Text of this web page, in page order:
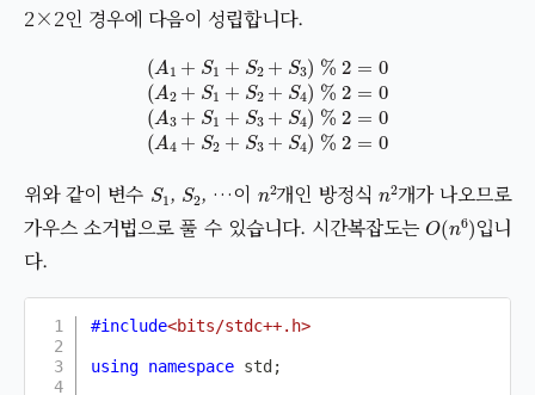
2×2인 경우에 다음이 성립합니다.
3 ) % 2= ( A2+ S 1+S 2+ S 4) %
위와 같이 변수 S1 , S2 , …이 n2개인 방정식 n2개가 나오므로
가우스 소거법으로 풀 수 있습니다. 시간복잡도는O (n 6) 입니
다.
#include<bits/stdc++.h>
using namespace std;